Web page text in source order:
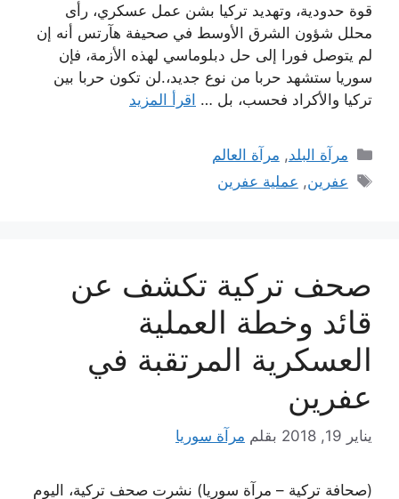
قوة حدودية، وتهديد تركيا بشن عمل عسكري، رأى
محلل شؤون الشرق الأوسط في صحيفة هآرتس أنه إن
لم يتوصل فورا إلى حل دبلوماسي لهذه الأزمة، فإن
سوريا ستشهد حربا من نوع جديد،.لن تكون حربا بين
تركيا والأكراد فحسب، بل … اقرأ المزيد
التصنيفات
مرآة البلد, مرآة العالم
الوسوم
عفرين, عملية عفرين
صحف تركية تكشف عن
قائد وخطة العملية
العسكرية المرتقبة في
عفرين
يناير 19, 2018 بقلم مرآة سوريا
(صحافة تركية – مرآة سوريا) نشرت صحف تركية، اليوم